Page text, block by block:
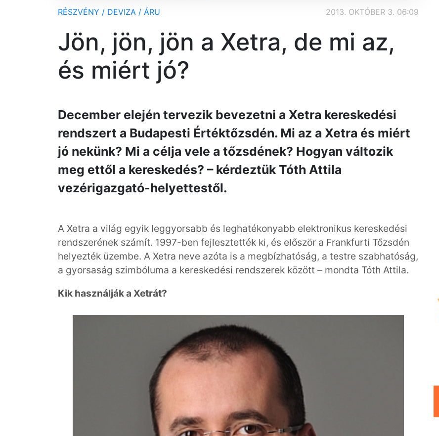
RÉSZVÉNY / DEVIZA / ÁRU 2013. OKTÓBER 3. 06:09
Jön, jön, jön a Xetra, de mi az,
és miért jó?
December elején tervezik bevezetni a Xetra kereskedési
rendszert a Budapesti Értéktőzsdén. Mi az a Xetra és miért
jó nekünk? Mi a célja vele a tőzsdének? Hogyan változik
meg ettől a kereskedés? – kérdeztük Tóth Attila
vezérigazgató-helyettestől.
A Xetra a világ egyik leggyorsabb és leghatékonyabb elektronikus kereskedési
rendszerének számít. 1997-ben fejlesztették ki, és először a Frankfurti Tőzsdén
helyezték üzembe. A Xetra neve azóta is a megbízhatóság, a testre szabhatóság,
a gyorsaság szimbóluma a kereskedési rendszerek között – mondta Tóth Attila.
Kik használják a Xetrát?